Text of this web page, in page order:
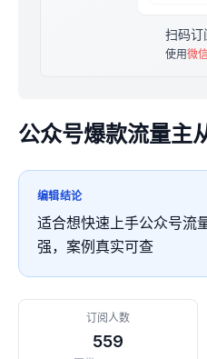
扫码订
使用微
公众号爆款流量主
编辑结论
适合想快速上手公众号流
强，案例真实可查
订阅人数
559